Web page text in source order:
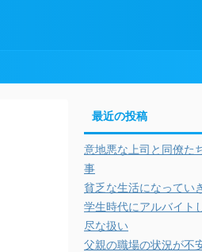
最近の投稿
意地悪な上司と同僚た
事
貧乏な生活になってい
学生時代にアルバイト
尽な扱い
父親の職場の状況が不